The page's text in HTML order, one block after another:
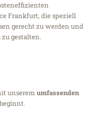
Frankfurt, die speziell
gerecht zu werden und
gestalten.
unserem umfassenden